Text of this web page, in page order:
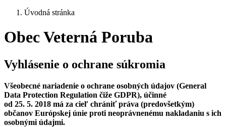
Úvodná stránka
Obec Veterná Poruba
Vyhlásenie o ochrane súkromia
Všeobecné nariadenie o ochrane osobných údajov (General
Data Protection Regulation čiže GDPR), účinné
od 25. 5. 2018 má za cieľ chrániť práva (predovšetkým)
občanov Európskej únie proti neoprávnenému nakladaniu s ich
osobnými údajmi.